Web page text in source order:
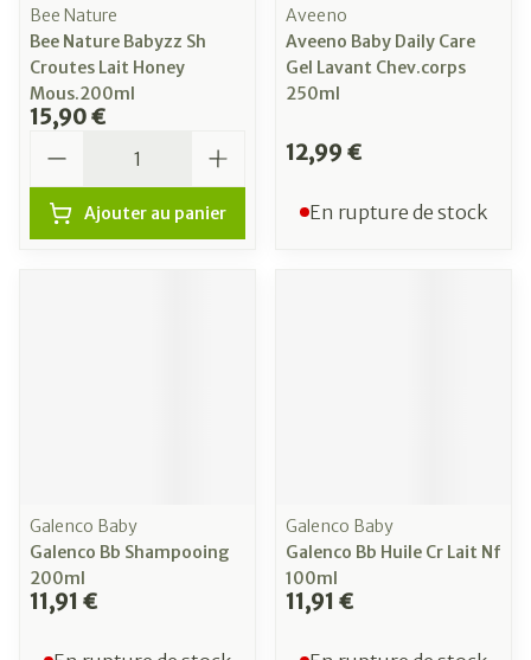
Bee Nature
Bee Nature Babyzz Sh
Croutes Lait Honey
Mous.200ml
15,90 €
Ajouter au panier
Aveeno
Aveeno Baby Daily Care
Gel Lavant Chev.corps
250ml
12,99 €
En rupture de stock
Galenco Baby
Galenco Bb Shampooing
200ml
11,91 €
Galenco Baby
Galenco Bb Huile Cr Lait Nf
100ml
11,91 €